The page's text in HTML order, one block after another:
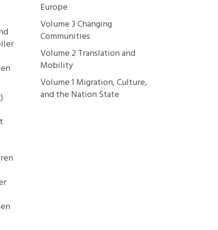
Europe
Volume 3 Changing
Communities
Volume 2 Translation and
Mobility
Volume 1 Migration, Culture,
and the Nation State